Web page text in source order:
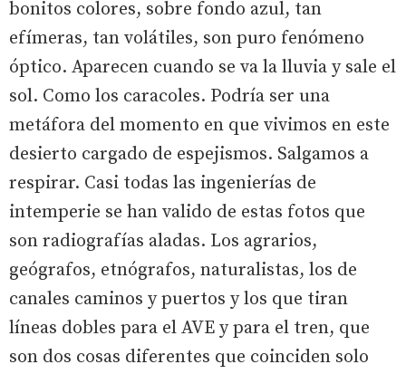
bonitos colores, sobre fondo azul, tan
efímeras, tan volátiles, son puro fenómeno
óptico. Aparecen cuando se va la lluvia y sale el
sol. Como los caracoles. Podría ser una
metáfora del momento en que vivimos en este
desierto cargado de espejismos. Salgamos a
respirar. Casi todas las ingenierías de
intemperie se han valido de estas fotos que
son radiografías aladas. Los agrarios,
geógrafos, etnógrafos, naturalistas, los de
canales caminos y puertos y los que tiran
líneas dobles para el AVE y para el tren, que
son dos cosas diferentes que coinciden solo